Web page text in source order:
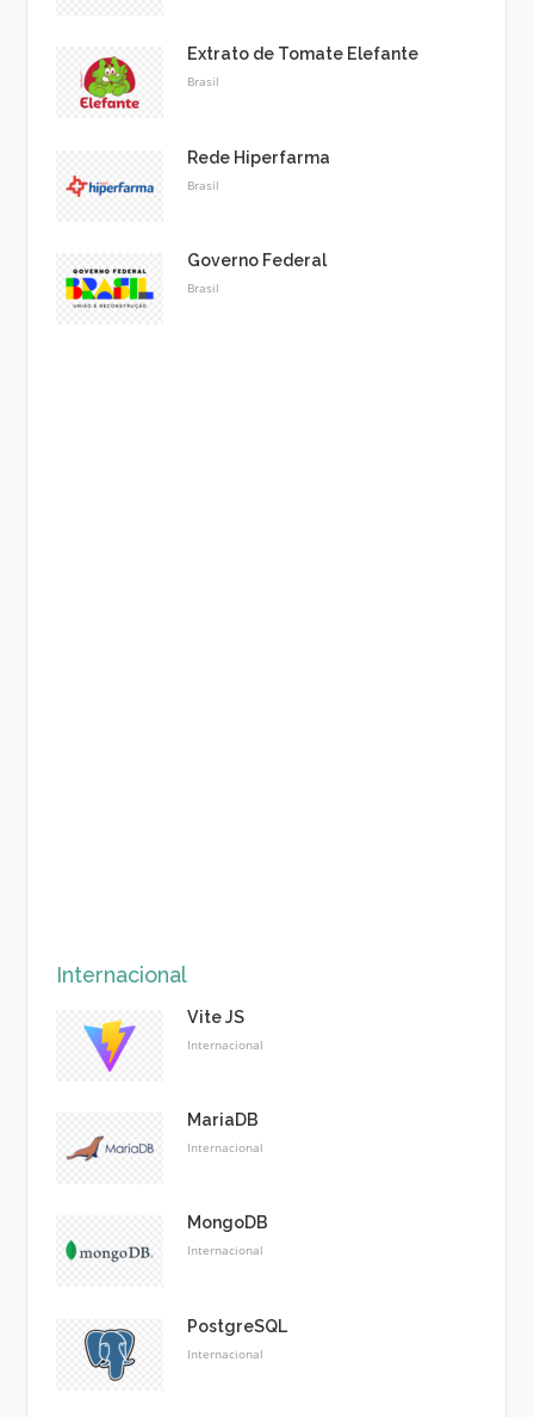
Extrato de Tomate Elefante
Brasil
Rede Hiperfarma
Brasil
Governo Federal
Brasil
Internacional
Vite JS
Internacional
MariaDB
Internacional
MongoDB
Internacional
PostgreSQL
Internacional